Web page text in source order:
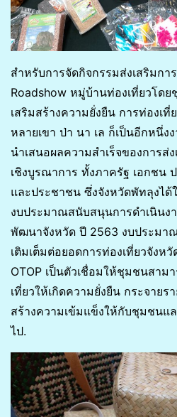
สำหรับการจัดกิจกรรมส่งเสริมกา
Roadshow หมู่บ้านท่องเที่ยวโด
เสริมสร้างความยั่งยืน การท่องเ
หลายเขา ป่า นา เล ก็เป็นอีกหนึ่ง
นำเสนอผลความสำเร็จของการส่
เชิงบูรณาการ ทั้งภาครัฐ เอกชน
และประชาชน ซึ่งจังหวัดพัทลุงไ
งบประมาณสนับสนุนการดำเนินง
พัฒนาจังหวัด ปี 2563 งบประมา
เติมเต็มต่อยอดการท่องเที่ยวจังห
OTOP เป็นตัวเชื่อมให้ชุมชนสาม
เที่ยวให้เกิดความยั่งยืน กระจาย
สร้างความเข้มแข็งให้กับชุมชนแ
ไป.